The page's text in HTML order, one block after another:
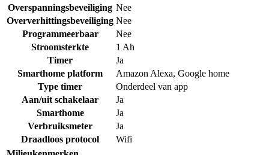
Overspanningsbeveiliging Nee
Oververhittingsbeveiliging Nee
Programmeerbaar
Nee
Stroomsterkte
1 Ah
Timer
Ja
Smarthome platform
Amazon Alexa, Google home
Type timer
Onderdeel van app
Aan/uit schakelaar
Ja
Smarthome
Ja
Verbruiksmeter
Ja
Draadloos protocol
Wifi